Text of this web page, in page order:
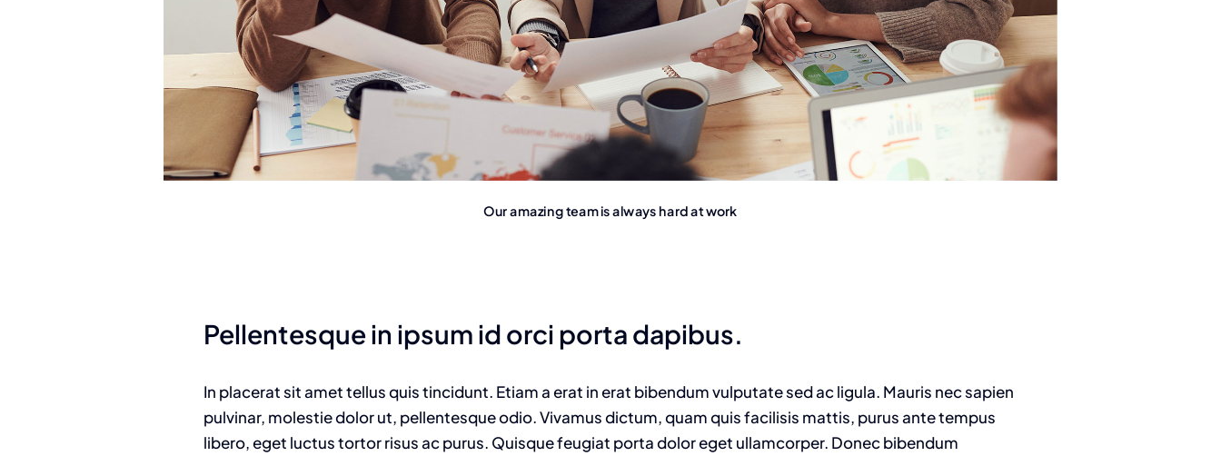
Our amazing team is always hard at work
Pellentesque in ipsum id orci porta dapibus.
In placerat sit amet tellus quis tincidunt. Etiam a erat in erat bibendum vulputate sed ac ligula. Mauris nec sapien
pulvinar, molestie dolor ut, pellentesque odio. Vivamus dictum, quam quis facilisis mattis, purus ante tempus
libero, eget luctus tortor risus ac purus. Quisque feugiat porta dolor eget ullamcorper. Donec bibendum